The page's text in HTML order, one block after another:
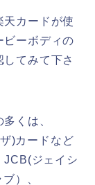
天カードが使
ビーボディの
てみて下さ
くは、
)カードなど
JCB(ジェイシ
）、